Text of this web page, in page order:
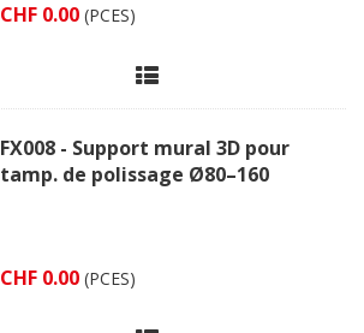
CHF 0.00 (PCES)
FX008 - Support mural 3D pour
tamp. de polissage Ø80–160
CHF 0.00 (PCES)